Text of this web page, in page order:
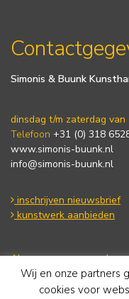
Simonis & Buunk
dinsdag t/m zaterdag van
Telefoon +31 (0) 318
www.simonis-buunk.nl
info@simonis-buunk.nl
inschrijven nieuwsbrief
kunstwerk aanbieden
Algemene voorwaarden
Privacy statement
Cookie Policy
Wij en onze partners
cookies voor